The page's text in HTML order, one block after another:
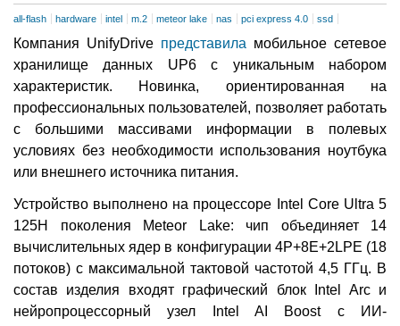
all-flash hardware intel m.2 meteor lake nas pci express 4.0 ssd
Компания UnifyDrive представила мобильное сетевое
хранилище данных UP6 с уникальным набором
характеристик. Новинка, ориентированная на
профессиональных пользователей, позволяет работать
с большими массивами информации в полевых
условиях без необходимости использования ноутбука
или внешнего источника питания.
Устройство выполнено на процессоре Intel Core Ultra 5
125H поколения Meteor Lake: чип объединяет 14
вычислительных ядер в конфигурации 4Р+8Е+2LPE (18
потоков) с максимальной тактовой частотой 4,5 ГГц. В
состав изделия входят графический блок Intel Arc и
нейропроцессорный узел Intel AI Boost с ИИ-